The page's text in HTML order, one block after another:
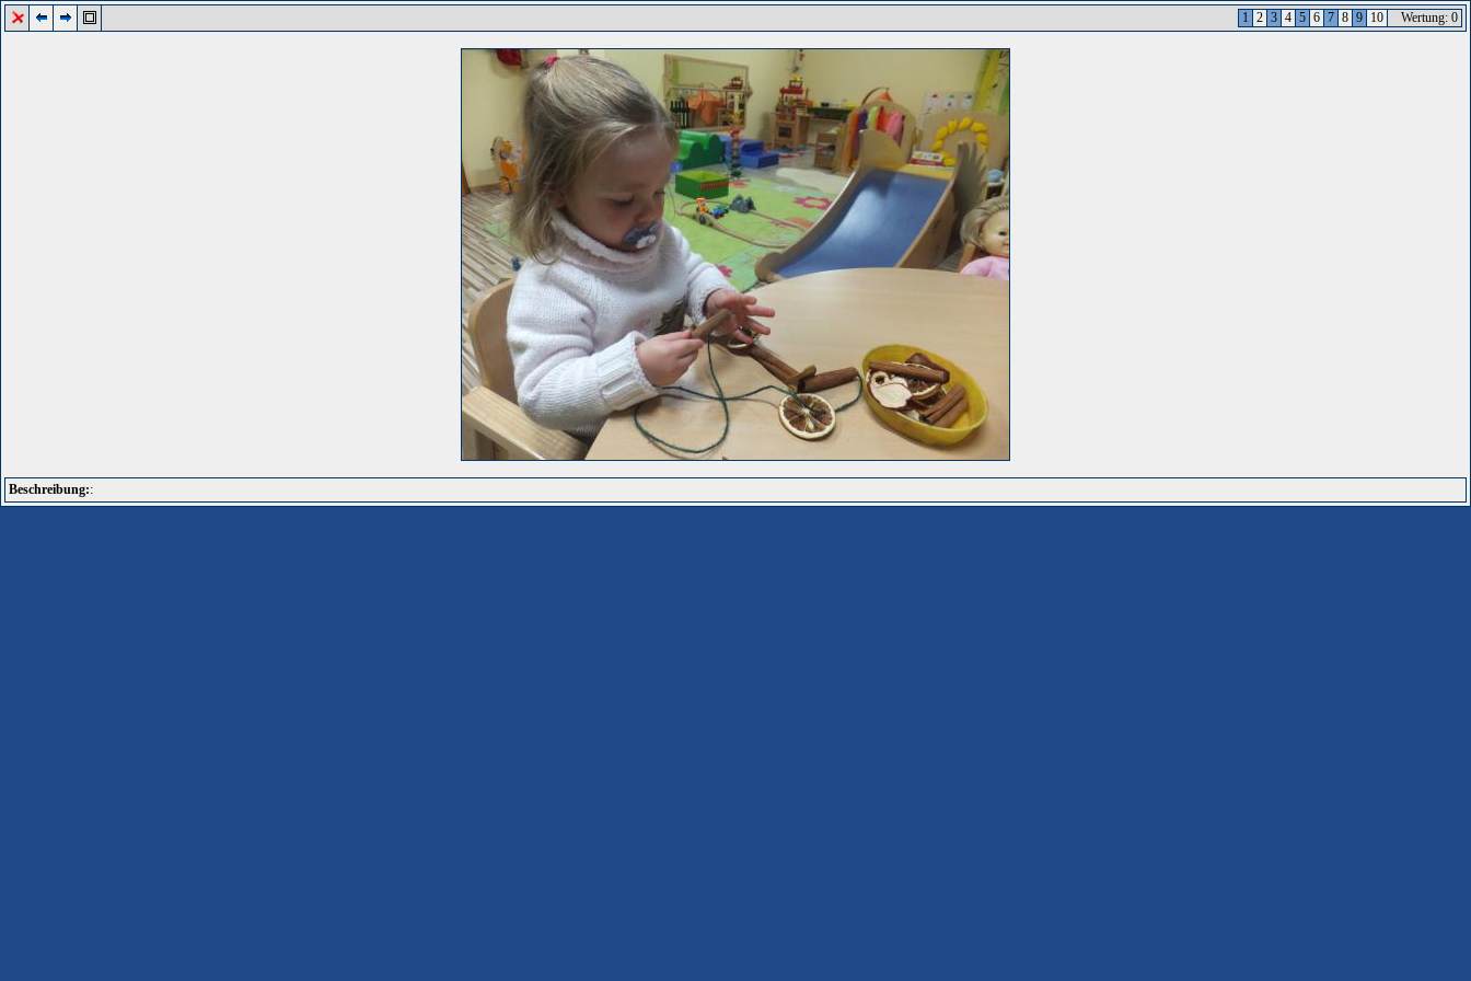
1 2 3 4 5 6 7 8 9 10 Wertung: 0
Beschreibung::